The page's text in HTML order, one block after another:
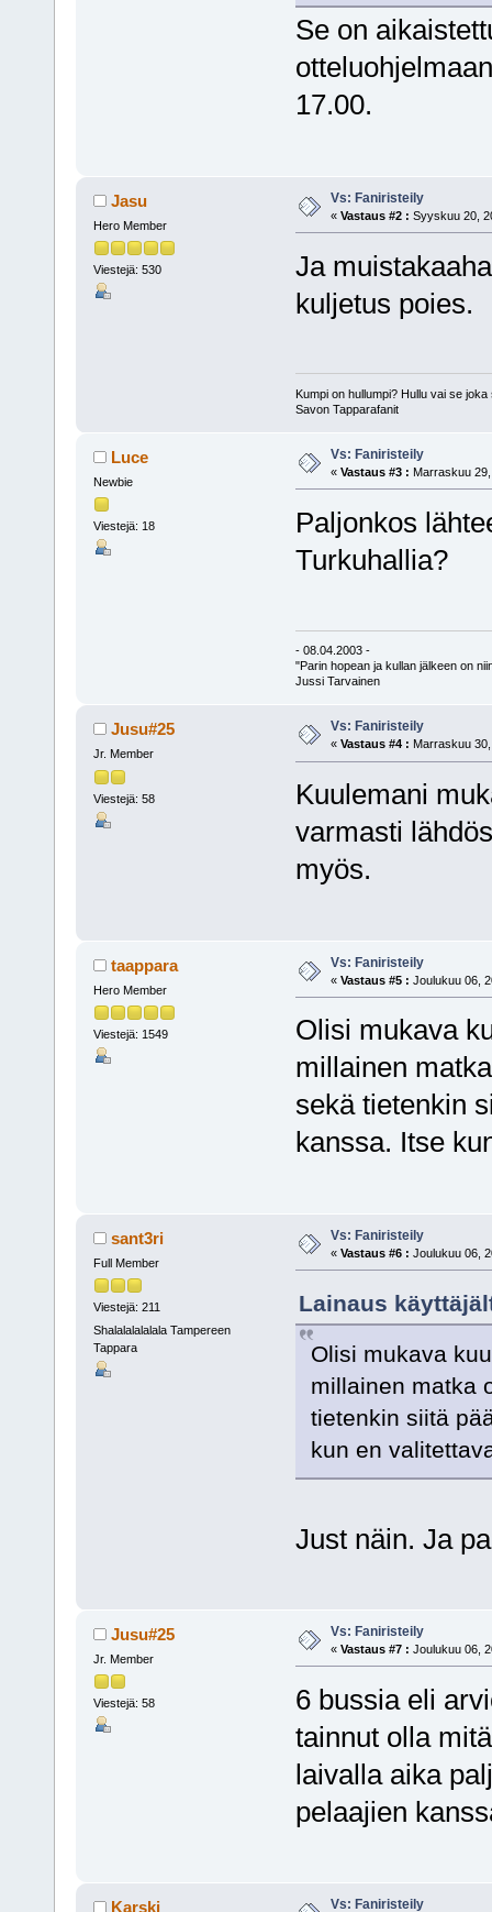
Se on
17.00.
Jasu
Hero Member
Viestejä: 530
Vs: Faniristeily
« Vastaus #2 : Syyskuu 20,
Ja
kuljetus poies.
Kumpi on hullumpi? Hullu vai se joka
Savon Tapparafanit
Luce
Newbie
Viestejä: 18
Vs: Faniristeily
« Vastaus #3 : Marraskuu
Paljonkos
Turkuhallia?
- 08.04.2003 -
"Parin hopean ja kullan jälkeen on
Jussi Tarvainen
Jusu#25
Jr. Member
Viestejä: 58
Vs: Faniristeily
« Vastaus #4 : Marraskuu
Kuulemani
varmasti
myös.
taappara
Hero Member
Viestejä: 1549
Vs: Faniristeily
« Vastaus #5 : Joulukuu 06,
Olisi mukava
millainen
sekä tietenkin
kanssa. Itse
sant3ri
Full Member
Viestejä: 211
Shalalalalalala Tampereen
Tappara
Vs: Faniristeily
« Vastaus #6 : Joulukuu 06,
Lainaus
Olisi mukava
millainen matka
tietenkin siitä
kun en
Just näin. Ja
Jusu#25
Jr. Member
Viestejä: 58
Vs: Faniristeily
« Vastaus #7 : Joulukuu 06,
6 bussia eli
tainnut olla
laivalla aika
pelaajien
Karski Vs: Faniristeily